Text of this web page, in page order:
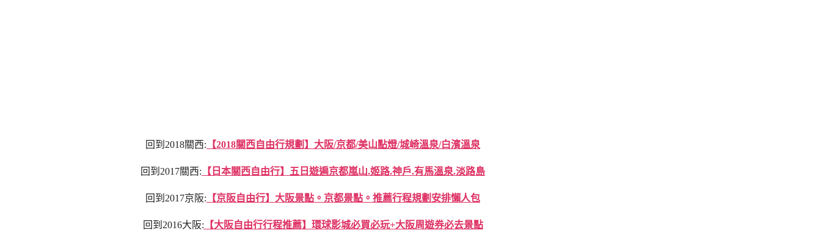
回到2018關西: 【2018關西自由行規劃】大阪/京都/美山點燈/城崎溫泉/白濱溫泉
回到2017關西: 【日本關西自由行】五日遊遍京都嵐山.姬路.神戶.有馬溫泉.淡路島
回到2017京阪: 【京阪自由行】大阪景點。京都景點。推薦行程規劃安排懶人包
回到2016大阪: 【大阪自由行行程推薦】環球影城必買必玩+大阪周遊券必去景點